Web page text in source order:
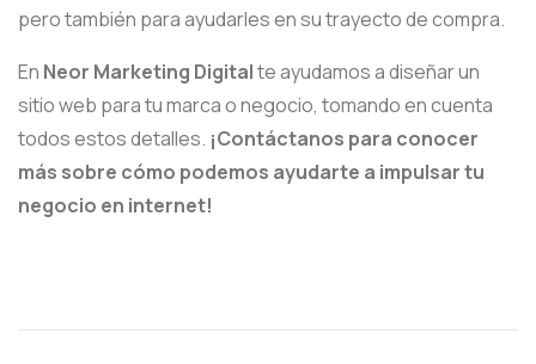
pero también para ayudarles en su trayecto de compra.
En Neor Marketing Digitalte ayudamos a diseñar un
sitio web para tu marca o negocio, tomando en cuenta
todos estos detalles. ¡Contáctanos para conocer
más sobre cómo podemos ayudarte a impulsar tu
negocio en internet!